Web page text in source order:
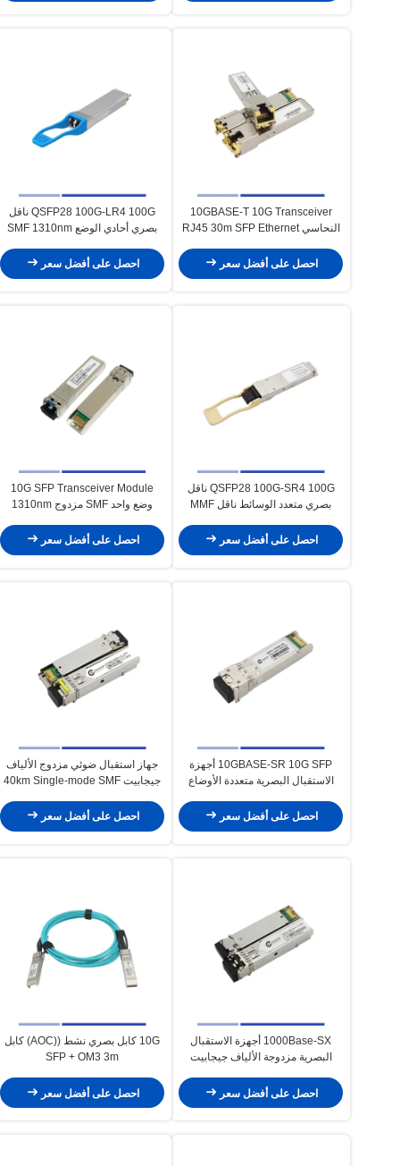
10GBASE-T 10G Transceiver
النحاسي RJ45 30m SFP Ethernet
احصل على أفضل سعر
QSFP28 100G-LR4 100G ناقل
بصري أحادي الوضع SMF 1310nm
احصل على أفضل سعر
QSFP28 100G-SR4 100G ناقل
بصري متعدد الوسائط ناقل MMF
احصل على أفضل سعر
10G SFP Transceiver Module
وضع واحد SMF مزدوج 1310nm
احصل على أفضل سعر
10GBASE-SR 10G SFP أجهزة
الاستقبال البصرية متعددة الأوضاع
احصل على أفضل سعر
جهاز استقبال ضوئي مزدوج الألياف
جيجابيت 40km Single-mode SMF
احصل على أفضل سعر
1000Base-SX أجهزة الاستقبال
البصرية مزدوجة الألياف جيجابيت
850nm
احصل على أفضل سعر
10G كابل بصري نشط ((AOC) كابل
SFP + OM3 3m
احصل على أفضل سعر